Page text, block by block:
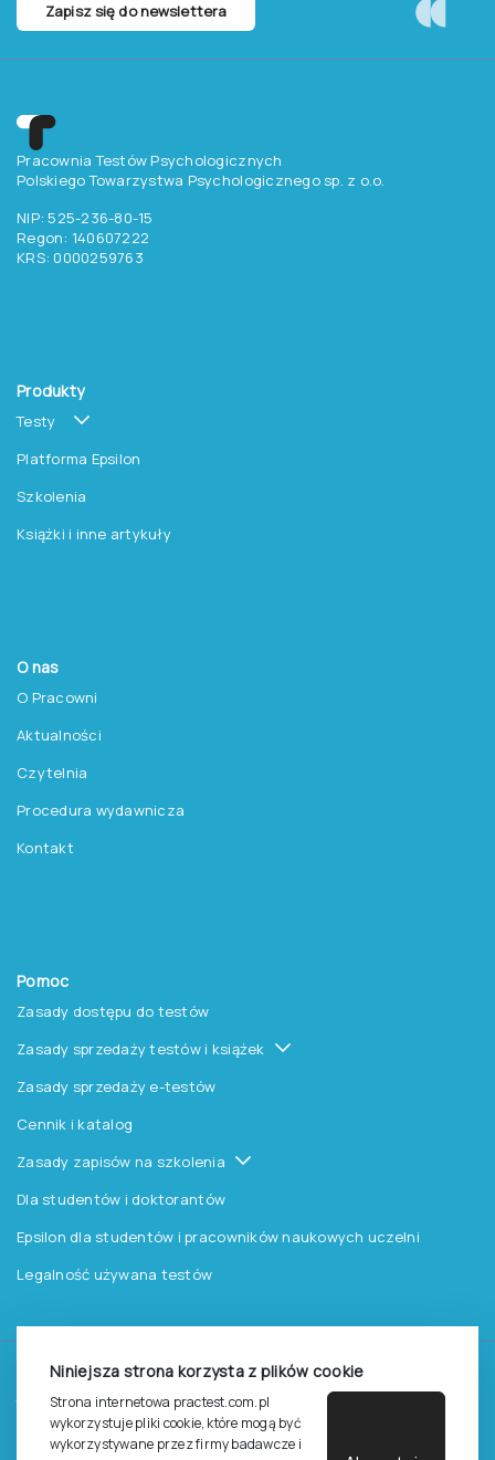
Niniejsza strona korzysta z plików cookie
Strona internetowa practest.com.pl
wykorzystuje pliki cookie, które mogą być
wykorzystywane przez firmy badawcze i
Zapisz się do newslettera
Pracownia Testów Psychologicznych
Polskiego Towarzystwa Psychologicznego sp. z o.o.
NIP: 525-236-80-15
Regon: 140607222
KRS: 0000259763
Produkty
Testy
Platforma Epsilon
Szkolenia
Książki i inne artykuły
O nas
O Pracowni
Aktualności
Czytelnia
Procedura wydawnicza
Kontakt
Pomoc
Zasady dostępu do testów
Zasady sprzedaży testów i książek
Zasady sprzedaży e-testów
Cennik i katalog
Zasady zapisów na szkolenia
Dla studentów i doktorantów
Epsilon dla studentów i pracowników naukowych uczelni
Legalność używana testów
Pracownia Testów Psychologicznych Polskiego
Towarzystwa Psychologicznego sp. z o.o.
Wszelkie prawa zastrzeżone.